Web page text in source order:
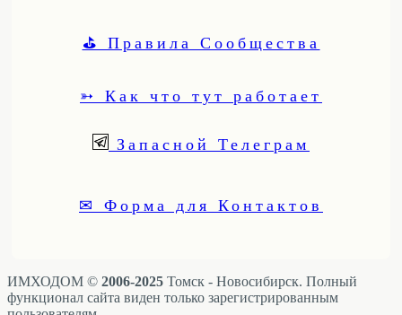
⛳ Правила Сообщества
➳ Как что тут работает
Запасной Телеграм
✉ Форма для Контактов
ИМХОДОМ © 2006-2025 Томск - Новосибирск. Полный
функционал сайта виден только зарегистрированным